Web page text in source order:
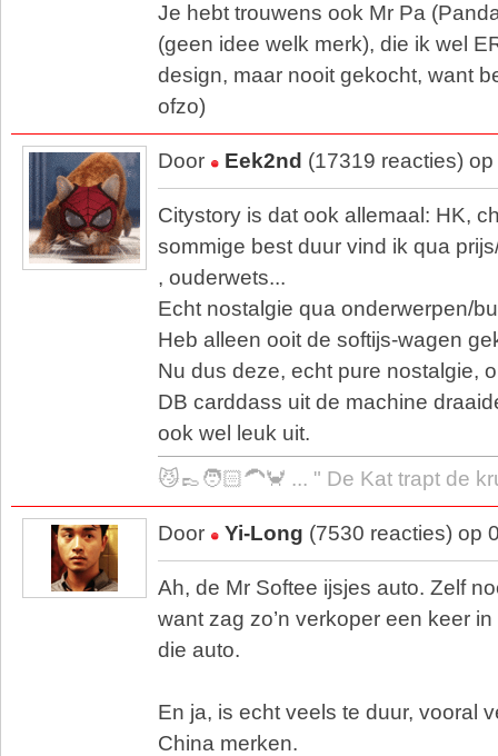
Je hebt trouwens ook Mr Pa
(geen idee welk merk), die ik wel
design, maar nooit gekocht, want
ofzo)
Door Eek2nd (17319 reacties)
Citystory is dat ook allemaal: HK,
sommige best duur vind ik qua
, ouderwets...
Echt nostalgie qua onderwerpen/
Heb alleen ooit de softijs-wagen
Nu dus deze, echt pure nostalgie,
DB carddass uit de machine
ook wel leuk uit.
😼👞🧑🏻‍🦱🦀 ... " De Kat trapt de
Door Yi-Long (7530 reacties) op
Ah, de Mr Softee ijsjes auto. Zelf
want zag zo’n verkoper een keer
die auto.
En ja, is echt veels te duur, vooral
China merken.